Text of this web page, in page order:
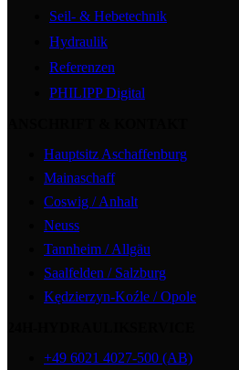
Seil- & Hebetechnik
Hydraulik
Referenzen
PHILIPP Digital
Hauptsitz Aschaffenburg
Mainaschaff
Coswig / Anhalt
Neuss
Tannheim / Allgäu
Saalfelden / Salzburg
Kędzierzyn-Koźle / Opole
+49 6021 4027-500 (AB)